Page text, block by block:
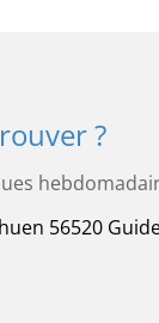
?
56520